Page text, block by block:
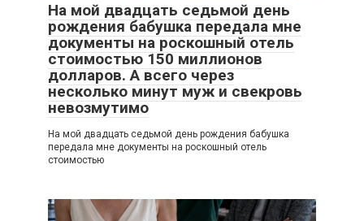
На мой двадцать седьмой день
рождения бабушка передала мне
документы на роскошный отель
стоимостью 150 миллионов
долларов. А всего через
несколько минут муж и свекровь
невозмутимо
На мой двадцать седьмой день рождения бабушка
передала мне документы на роскошный отель
стоимостью